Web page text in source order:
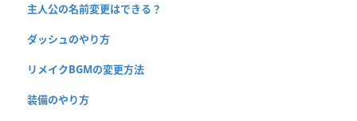
主人公の名前変更はできる？
ダッシュのやり方
リメイクBGMの変更方法
装備のやり方